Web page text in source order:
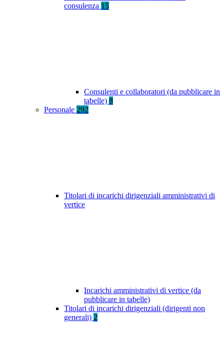
consulenza 15
Consulenti e collaboratori (da pubblicare in
tabelle) 8
Personale 292
Titolari di incarichi dirigenziali amministrativi di
vertice
Incarichi amministrativi di vertice (da
pubblicare in tabelle)
Titolari di incarichi dirigenziali (dirigenti non
generali) 2